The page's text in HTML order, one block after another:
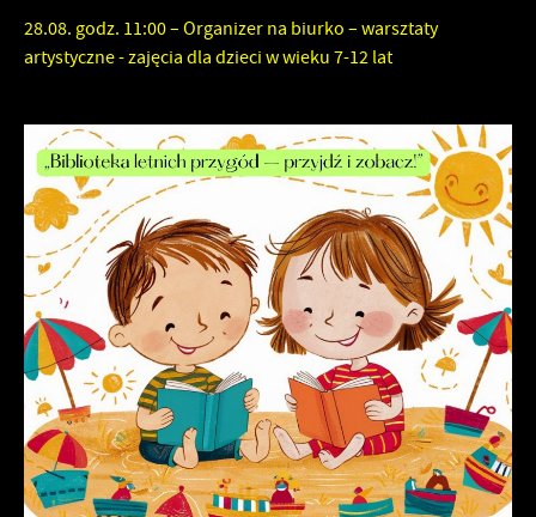
28.08. godz. 11:00 – Organizer na biurko – warsztaty
artystyczne - zajęcia dla dzieci w wieku 7-12 lat